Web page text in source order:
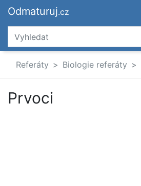
Odmaturuj.cz
Referáty Biologie referáty
Prvoci